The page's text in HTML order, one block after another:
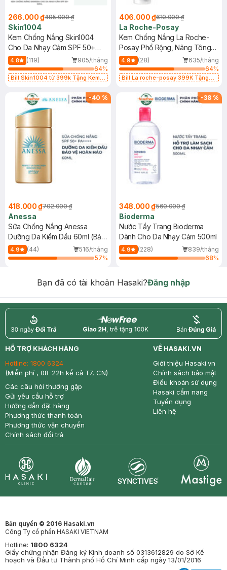
266.000 ₫495.000 ₫
Skin1004
Kem Chống Nắng Skin1004
Cho Da Nhạy Cảm SPF 50+
50ml
4.8 (119)
905/tháng
64%
Bill Skin1004 từ 399k Tặng Kem
SPF 50+ 20ml (SL Có Hạn)
406.000 ₫610.000 ₫
La Roche-Posay
Kem Chống Nắng La Roche-
Posay Phổ Rộng, Nâng Tông
Kiềm Dầu 50ml
4.9 (28)
635/tháng
64%
Bill La roche-posay 399K Tặng
(SL có hạn)
-40 %
418.000 ₫702.000 ₫
Anessa
Sữa Chống Nắng Anessa
Dưỡng Da Kiềm Dầu 60ml (Bản
Mới)
4.9 (44)
516/tháng
57%
-38 %
348.000 ₫560.000 ₫
Bioderma
Nước Tẩy Trang Bioderma
Dành Cho Da Nhạy Cảm 500ml
4.9 (228)
839/tháng
68%
Bạn đã có tài khoản Hasaki?Đăng nhập
return nowfree price
HỖ TRỢ KHÁCH HÀNG
Hotline: 1800 6324
(Miễn phí , 08-22h kể cả T7, CN)
Các câu hỏi thường gặp
Gửi yêu cầu hỗ trợ
Hướng dẫn đặt hàng
Phương thức thanh toán
Phương thức vận chuyển
Chính sách đổi trả
VỀ HASAKI.VN
Giới thiệu Hasaki.vn
Chính sách bảo mật
Điều khoản sử dụng
Hasaki cẩm nang
Tuyển dụng
Liên hệ
Bản quyền © 2016 Hasaki.vn
Công Ty cổ phần HASAKI VIETNAM
Hotline: 1800 6324
Giấy chứng nhận Đăng ký Kinh doanh số 0313612829 do Sở Kế
hoạch và Đầu tư Thành phố Hồ Chí Minh cấp ngày 13/01/2016